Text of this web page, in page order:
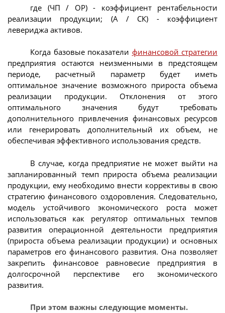
где (ЧП / ОР) - коэффициент рентабельности
реализации продукции; (А / СК) - коэффициент
левериджа активов.
Когда базовые показатели финансовой стратегии
предприятия остаются неизменными в предстоящем
периоде, расчетный параметр будет иметь
оптимальное значение возможного прироста объема
реализации продукции. Отклонения от этого
оптимального значения будут требовать
дополнительного привлечения финансовых ресурсов
или генерировать дополнительный их объем, не
обеспечивая эффективного использования средств.
В случае, когда предприятие не может выйти на
запланированный темп прироста объема реализации
продукции, ему необходимо внести коррективы в свою
стратегию финансового оздоровления. Следовательно,
модель устойчивого экономического роста может
использоваться как регулятор оптимальных темпов
развития операционной деятельности предприятия
(прироста объема реализации продукции) и основных
параметров его финансового развития. Она позволяет
закрепить финансовое равновесие предприятия в
долгосрочной перспективе его экономического
развития.
При этом важны следующие моменты.